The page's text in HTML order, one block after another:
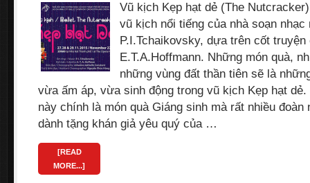
Vũ kịch Kẹp hạt dẻ (The
vũ kịch nổi tiếng của nhà soạn nhạc
P.I.Tchaikovsky, dựa trên cốt
E.T.A.Hoffmann. Những món quà,
những vùng đất thần tiên sẽ là
vừa ấm áp, vừa sinh động trong vũ kịch Kẹp hạt
này chính là món quà Giáng sinh mà rất nhiều đoàn
dành tặng khán giả yêu quý của …
[READ
MORE...]